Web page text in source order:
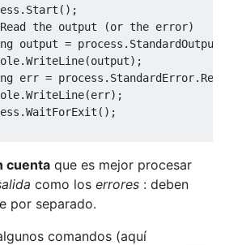
. Start ();
the output (or the error)
output = process . StandardOutput
.WriteLine(output);
err = process . StandardError.
.WriteLine(err);
.WaitForExit ();
cuenta que es mejor procesar
como los errores : deben
por separado.
comandos (aquí